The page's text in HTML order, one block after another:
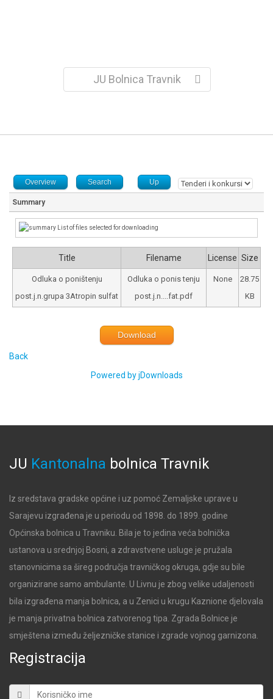
JU Bolnica Travnik
Overview Search Up
Summary
List of files selected for downloading
Title Filename License Size
Odluka o poništenju
post.j.n.grupa 3Atropin sulfat
Odluka o ponis tenju
post.j.n....fat.pdf
None
28.75
KB
Download
Back
Powered by jDownloads
JU Kantonalna bolnica Travnik
Iz sredstava gradske općine i uz pomoć Zemaljske uprave u
Sarajevu izgrađena je u periodu od 1898. do 1899. godine
Općinska bolnica u Travniku. Bila je to jedina veća bolnička
ustanova u srednjoj Bosni, a zdravstvene usluge je pružala
stanovnicima sa šireg područja travničkog okruga, gdje su bile
organizirane samo ambulante. U Livnu je zbog velike udaljenosti
bila izgrađena manja bolnica, a u Zenici u krugu Kaznione djelovala
je manja privatna bolnica zatvorenog tipa. Zgrada Bolnice je
smještena između željezničke stanice i zgrade vojnog garnizona.
Registracija